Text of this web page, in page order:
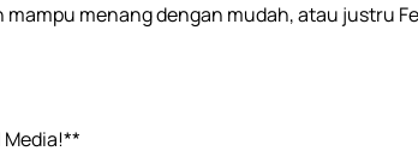
menang dengan mudah, atau justru